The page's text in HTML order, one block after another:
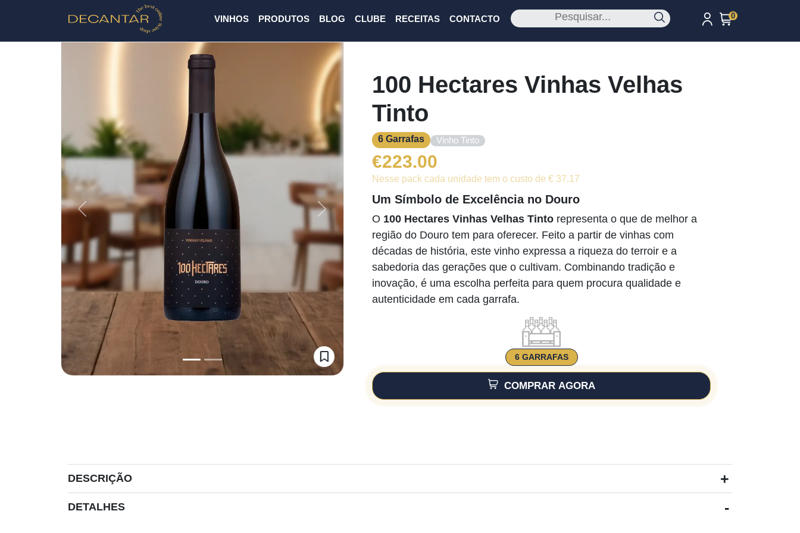
VINHOS PRODUTOS BLOG CLUBE RECEITAS CONTACTO 0
Previous Next
100 Hectares Vinhas Velhas
Tinto
6 Garrafas Vinho Tinto
€223.00
Nesse pack cada unidade tem o custo de € 37.17
Um Símbolo de Excelência no Douro
O 100 Hectares Vinhas Velhas Tinto representa o que de melhor a
região do Douro tem para oferecer. Feito a partir de vinhas com
décadas de história, este vinho expressa a riqueza do terroir e a
sabedoria das gerações que o cultivam. Combinando tradição e
inovação, é uma escolha perfeita para quem procura qualidade e
autenticidade em cada garrafa.
6 GARRAFAS
COMPRAR AGORA
DESCRIÇÃO +
DETALHES -